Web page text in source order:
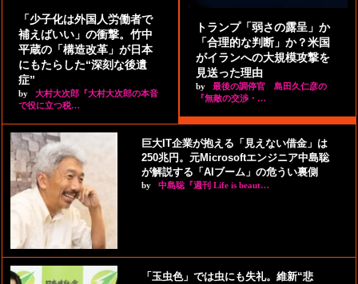
「少子化は外国人労働者で
補えばいい」の衝撃。竹中
平蔵の「構造改革」が日本
にもたらした“深刻な後遺
症”
by
大村大次郎『大村大次郎の本音
で役に立つ税…
トランプ「弱さの露呈」か
「合理的な判断」か？米国
がイランへの大規模攻撃を
見送った理由
by
最後の調停官 島田久仁彦の
『無敵の交渉・…
巨大IT企業が抱える「見えない借金」は
250兆円。元Microsoftエンジニア中島聡
が解説する「AIブーム」の危うい裏側
by 中島聡『週刊 Life is beaut…
「玉虫色」では虫にも失礼。維新“悲